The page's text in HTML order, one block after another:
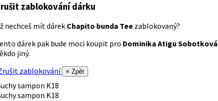
zablokování dárku
nechceš mít dárek Chapito bunda Tee zablokovaný?
dárek pak bude moci koupit pro Dominika Atigu Sobotková
jiný.
zablokování
× Zpět